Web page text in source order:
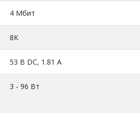
4 Мбит
8K
53 В DC, 1.81 A
3 - 96 Вт